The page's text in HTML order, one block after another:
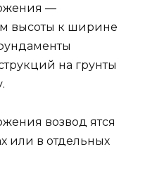
—
высоты к ширине
на грунты
возвод ятся
или в отдельных